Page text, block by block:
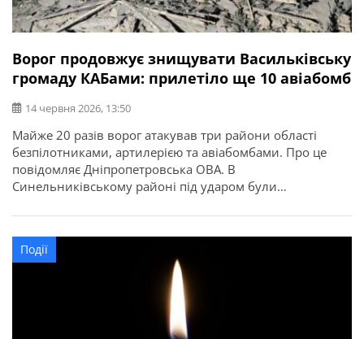
Ворог продовжує знищувати Васильківську
громаду КАБами: прилетіло ще 10 авіабомб
14 червня 2026, 13:50
Майже 20 разів ворог атакував три райони області
безпілотниками, артилерією та авіабомбами. Про це
повідомляє Дніпропетровська ОВА. В
Синельниківському районі під ударом були
знищувати Васильківську громаду КАБами. Цього разу
10 авіабомб. Сталася пожежа. Пошкоджені 3 приватні й
1 багатоквартирний будинки, фермерське
господарство, авто, 2 трактори, адміністративна
Події